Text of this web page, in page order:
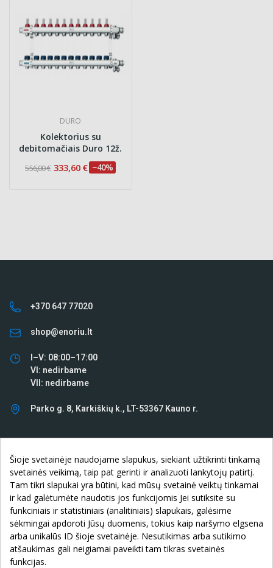
DURO
Kolektorius su
debitomačiais Duro 12ž.
556,00 € 333,60 € −40%
+370 647 77020
shop@enoriu.lt
I–V: 08:00–17:00
VI: nedirbame
VII: nedirbame
Parko g. 8, Karkiškių k., LT-53367 Kauno r.
KLIENTAMS 
APIE ĮMONĘ
© 2026 MB „DBS Group" įmonės kodas: 306620438. Visos teisės
Šioje svetainėje naudojame slapukus, siekiant užtikrinti tinkamą
svetainės veikimą, taip pat gerinti ir analizuoti lankytojų patirtį.
Tam tikri slapukai yra būtini, kad mūsų svetainė veiktų tinkamai
ir kad galėtumėte naudotis jos funkcijomis Jei sutiksite su
funkciniais ir statistiniais (analitiniais) slapukais, galėsime
sėkmingai apdoroti Jūsų duomenis, tokius kaip naršymo elgsena
arba unikalūs ID šioje svetainėje. Nesutikimas arba sutikimo
atšaukimas gali neigiamai paveikti tam tikras svetainės
funkcijas.